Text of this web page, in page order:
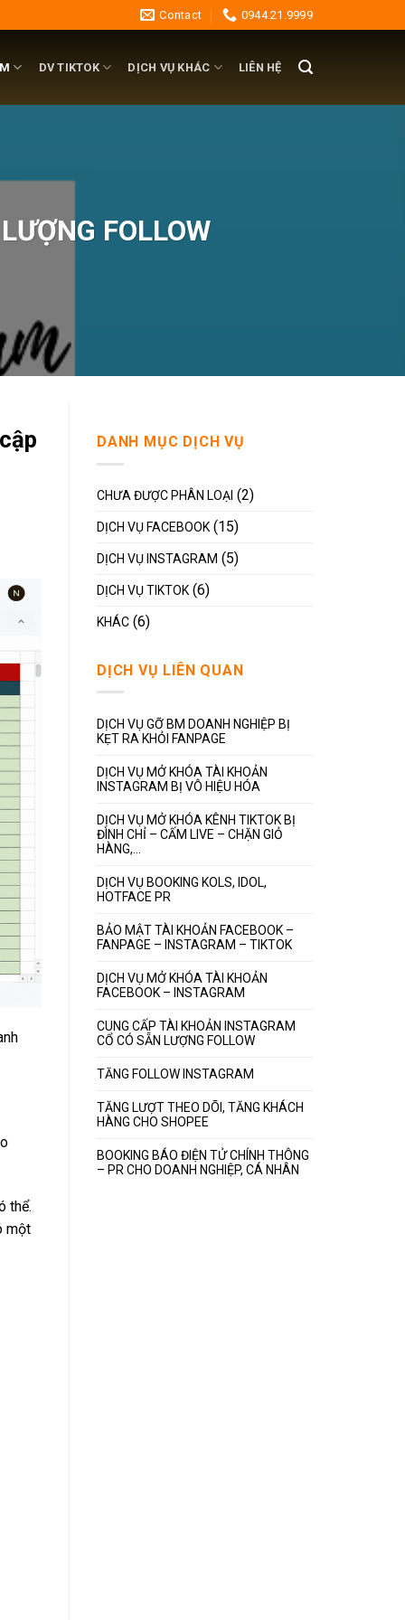
Contact 0944.21.9999
DV TIKTOK DỊCH VỤ KHÁC LIÊN HỆ
FOLLOW
thể.
một
DANH MỤC DỊCH VỤ
CHƯA ĐƯỢC PHÂN LOẠI (2)
DỊCH VỤ FACEBOOK (15)
DỊCH VỤ INSTAGRAM (5)
DỊCH VỤ TIKTOK (6)
KHÁC (6)
DỊCH VỤ LIÊN QUAN
DỊCH VỤ GỠ BM DOANH NGHIỆP BỊ
KẸT RA KHỎI FANPAGE
DỊCH VỤ MỞ KHÓA TÀI KHOẢN
INSTAGRAM BỊ VÔ HIỆU HÓA
DỊCH VỤ MỞ KHÓA KÊNH TIKTOK BỊ
ĐÌNH CHỈ – CẤM LIVE – CHẶN GIỎ
HÀNG,…
DỊCH VỤ BOOKING KOLS, IDOL,
HOTFACE PR
BẢO MẬT TÀI KHOẢN FACEBOOK –
FANPAGE – INSTAGRAM – TIKTOK
DỊCH VỤ MỞ KHÓA TÀI KHOẢN
FACEBOOK – INSTAGRAM
CUNG CẤP TÀI KHOẢN INSTAGRAM
CỔ CÓ SẴN LƯỢNG FOLLOW
TĂNG FOLLOW INSTAGRAM
TĂNG LƯỢT THEO DÕI, TĂNG KHÁCH
HÀNG CHO SHOPEE
BOOKING BÁO ĐIỆN TỬ CHÍNH THÔNG
– PR CHO DOANH NGHIỆP, CÁ NHÂN